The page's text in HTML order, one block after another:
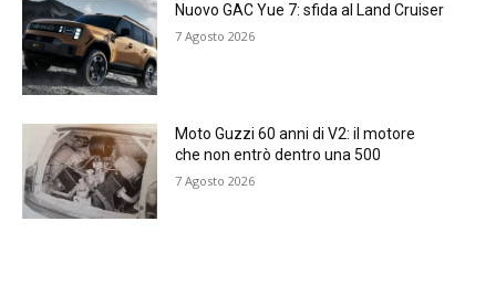
Nuovo GAC Yue 7: sfida al Land Cruiser
7 Agosto 2026
Moto Guzzi 60 anni di V2: il motore
che non entrò dentro una 500
7 Agosto 2026